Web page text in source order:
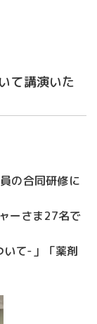
て講演いた
の合同研修に
ーさま27名で
いて-」「薬剤